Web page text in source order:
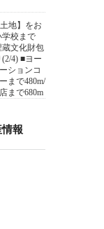
地】をお
学校まで
蔵文化財包
4) ■ヨー
ションコ
まで480m/
まで680m
報